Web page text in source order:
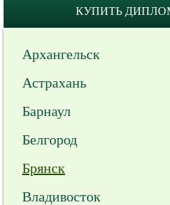
КУПИТЬ
Архангельск
Астрахань
Барнаул
Белгород
Брянск
Владивосток